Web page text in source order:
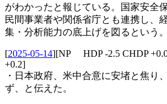
がわかったと報じている。国家安全
民間事業者や関係省庁とも連携し、
集・分析能力の底上げを図るという。
[2025-05-14][NP HDP -2.5 CHDP
+0.2]
・日本政府、米中合意に安堵と焦り
ず、と伝えた。